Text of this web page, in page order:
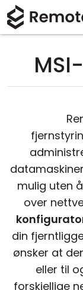
mulig uten
over
din
ønsker at
eller til
forskjellige
Sikkerhet
Uovervåket
Active
MSI-
Sky- og
Produksjon
Utdanning
macOS
iOS/Android
Presse-rom